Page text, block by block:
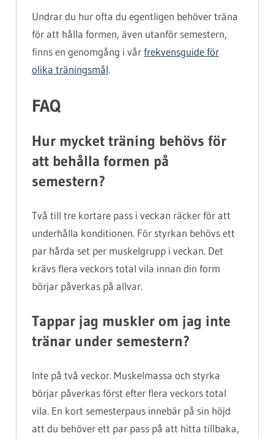
Undrar du hur ofta du egentligen behöver träna
för att hålla formen, även utanför semestern,
finns en genomgång i vårfrekvensguide för
olika träningsmål.
FAQ
Hur mycket träning behövs för
att behålla formen på
semestern?
Två till tre kortare pass i veckan räcker för att
underhålla konditionen. För styrkan behövs ett
par hårda set per muskelgrupp i veckan. Det
krävs flera veckors total vila innan din form
börjar påverkas på allvar.
Tappar jag muskler om jag inte
tränar under semestern?
Inte på två veckor. Muskelmassa och styrka
börjar påverkas först efter flera veckors total
vila. En kort semesterpaus innebär på sin höjd
att du behöver ett par pass på att hitta tillbaka,